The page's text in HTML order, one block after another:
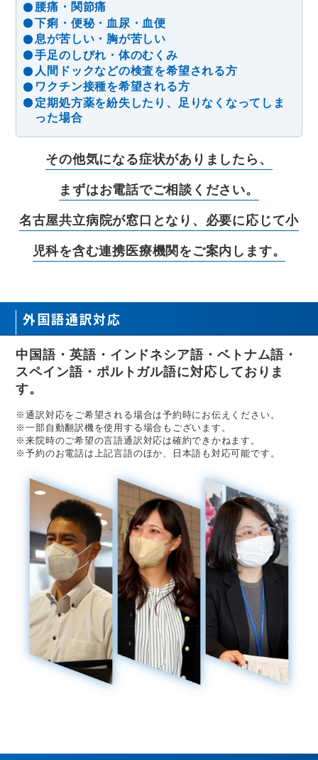
腰痛・関節痛
下痢・便秘・血尿・血便
息が苦しい・胸が苦しい
手足のしびれ・体のむくみ
人間ドックなどの検査を希望される方
ワクチン接種を希望される方
定期処方薬を紛失したり、足りなくなってしま
った場合
その他気になる症状がありましたら、
まずはお電話でご相談ください。
名古屋共立病院が窓口となり、必要に応じて小
児科を含む連携医療機関をご案内します。
外国語通訳対応
中国語・英語・インドネシア語・ベトナム語・
スペイン語・ポルトガル語に対応しておりま
す。
※通訳対応をご希望される場合は予約時にお伝えください。
※一部自動翻訳機を使用する場合もございます。
※来院時のご希望の言語通訳対応は確約できかねます。
※予約のお電話は上記言語のほか、日本語も対応可能です。